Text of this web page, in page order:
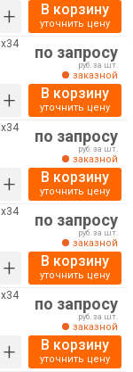
+ В корзину
уточнить цену
+
по запросу
руб. за шт.
заказной
В корзину
уточнить цену
+
по запросу
руб. за шт.
заказной
В корзину
уточнить цену
+
по запросу
руб. за шт.
заказной
В корзину
уточнить цену
+
по запросу
руб. за шт.
заказной
В корзину
уточнить цену